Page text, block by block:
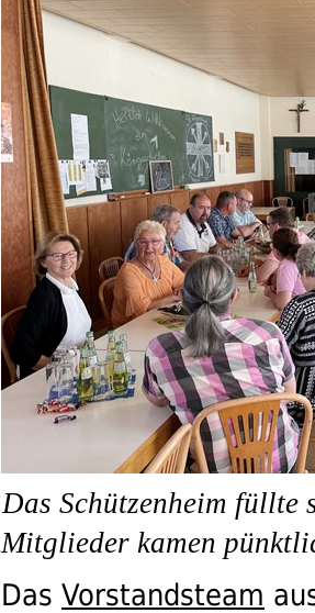
Das Schützenheim füllte
Mitglieder kamen
Das Vorstandsteam